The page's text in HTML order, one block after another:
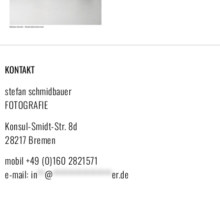
KONTAKT
stefan schmidbauer
FOTOGRAFIE
Konsul-Smidt-Str. 8d
28217 Bremen
mobil +49 (0)160 2821571
e-mail: in**@****************er.de